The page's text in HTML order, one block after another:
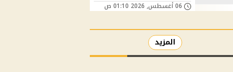
06 أغسطس, 2026 01:10 ص
المزيد